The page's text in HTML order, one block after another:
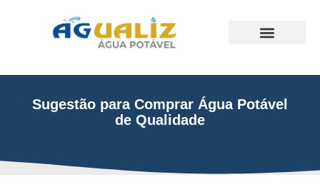
Sugestão para Comprar Água Potável
de Qualidade